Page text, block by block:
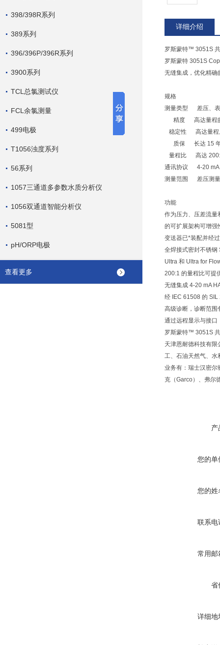
398/398R系列
389系列
396/396P/396R系列
3900系列
TCL总氯测试仪
FCL余氯测量
499电极
T1056浊度系列
56系列
1057三通道多参数水质分析仪
1056双通道智能分析仪
5081型
pH/ORP电极
查看更多
详细介绍
罗斯蒙特™ 3051S
罗斯蒙特 3051S
无缝集成，优化精
规格
测量类型 差压、表
精度 高达量程
稳定性 高达量程
质保 长达 15 年
量程比 高达
通讯协议 4-20 mA
测量范围 差压测量
功能
作为压力、压差流量
的可扩展架构可增强
变送器已*装配并经
全焊接式密封不锈
Ultra 和 Ultra for
200:1 的量程比可提
无缝集成 4-20 mA
经 IEC 61508 的 SIL
高级诊断，诊断范围
通过远程显示与接口
罗斯蒙特™ 3051S
天津恩耐德科技有
工、石油天然气、水
业务有：瑞士汉密尔
克（Garco）、弗尔
产
您的单
您的姓
联系电
常用邮
省
详细地